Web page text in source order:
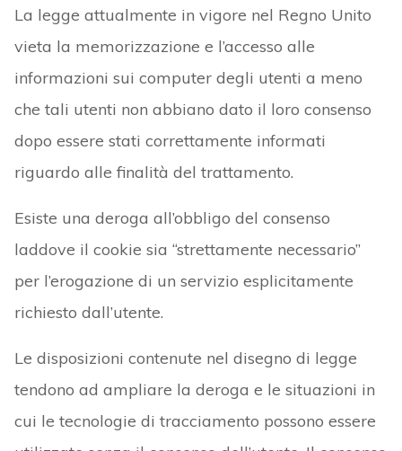
La legge attualmente in vigore nel Regno Unito
vieta la memorizzazione e l’accesso alle
informazioni sui computer degli utenti a meno
che tali utenti non abbiano dato il loro consenso
dopo essere stati correttamente informati
riguardo alle finalità del trattamento.
Esiste una deroga all’obbligo del consenso
laddove il cookie sia “strettamente necessario”
per l’erogazione di un servizio esplicitamente
richiesto dall’utente.
Le disposizioni contenute nel disegno di legge
tendono ad ampliare la deroga e le situazioni in
cui le tecnologie di tracciamento possono essere